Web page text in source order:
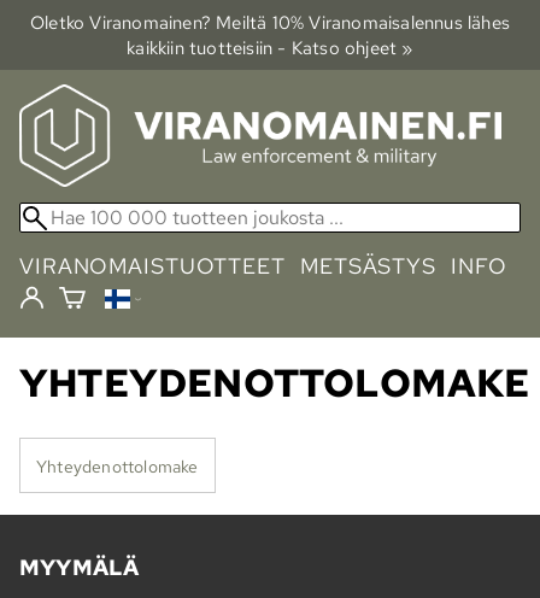
Oletko Viranomainen? Meiltä 10% Viranomais­alennus lähes
kaikkiin tuotteisiin - Katso ohjeet »
VIRANOMAISTUOTTEET METSÄSTYS INFO
YHTEYDENOTTOLOMAKE
Yhteydenottolomake
MYYMÄLÄ